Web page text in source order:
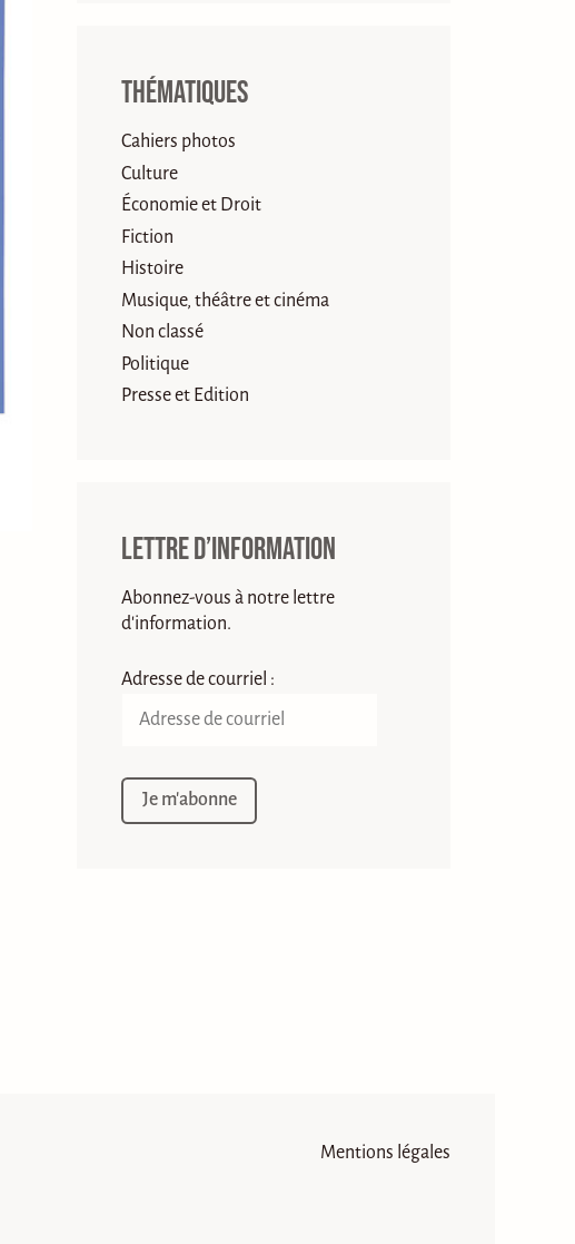
Thématiques
Cahiers photos
Culture
Économie et Droit
Fiction
Histoire
Musique, théâtre et cinéma
Non classé
Politique
Presse et Edition
Lettre d’information
Abonnez-vous à notre lettre
d'information.
Adresse de courriel :
Mentions légales